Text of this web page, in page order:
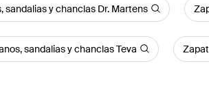
sandalias y chanclas Dr. Martens
sandalias y chanclas Teva